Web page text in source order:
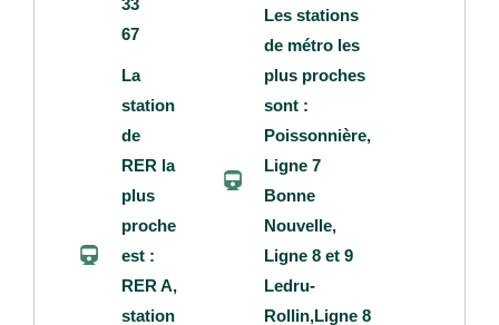
67
La
station
de
RER la
plus
proche
est :
RER A,
station
Les stations
de métro les
plus proches
sont :
Poissonnière,
Ligne 7
Bonne
Nouvelle,
Ligne 8 et 9
Ledru-
Rollin,Ligne 8